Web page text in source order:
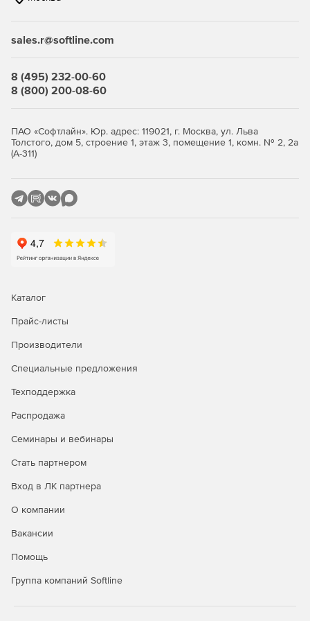
связанные с соблюдением нормативных актов.
Безопасность виртуальной среды и
рабочих столов
Легковесные агенты снижают потребление ресурсов
виртуализации до 30%, обеспечивая оптимизацию
Поддержка широкого спектра платформ
виртуализации серверов и инфраструктур VDI.
сервисов.
Управление всеми аспектами безопасности удобно и
Автоматизация политики безопасности и
среды.
облачных сред и успешно отражайте самые сложные
атаки.
sales.r@softline.com
8 (495) 232-00-60
8 (800) 200-08-60
ПАО «Софтлайн». Юр. адрес: 119021, г. Москва, ул. Льва
Толстого, дом 5, строение 1, этаж 3, помещение 1, комн. № 2, 2а
(А-311)
Каталог
Прайс-листы
Производители
Специальные предложения
Техподдержка
Распродажа
Семинары и вебинары
Стать партнером
Вход в ЛК партнера
О компании
Вакансии
Помощь
Группа компаний Softline